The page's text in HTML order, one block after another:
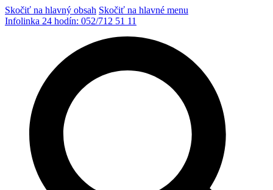
Skočiť na hlavný obsah Skočiť na hlavné menu
Infolinka 24 hodín: 052/712 51 11